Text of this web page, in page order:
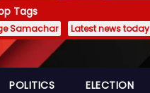
Tags
Samachar Latest news today
POLITICS ELECTION